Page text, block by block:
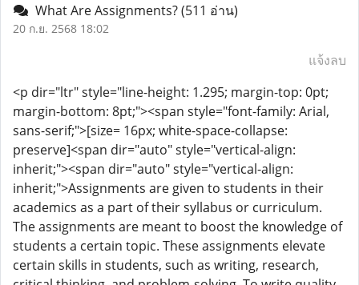
What Are Assignments?(511 อ่าน)
20 ก.ย. 2568 18:02
แจ้งลบ
<p dir="ltr" style="line-height: 1.295; margin-top: 0pt;
margin-bottom: 8pt;"><span style="font-family: Arial,
sans-serif;">[size= 16px; white-space-collapse:
preserve]<span dir="auto" style="vertical-align:
inherit;"><span dir="auto" style="vertical-align:
inherit;">Assignments are given to students in their
academics as a part of their syllabus or curriculum.
The assignments are meant to boost the knowledge of
students a certain topic. These assignments elevate
certain skills in students, such as writing, research,